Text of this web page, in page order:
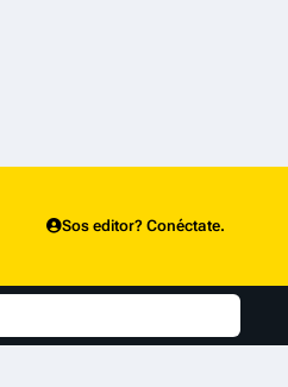
Sos editor? Conéctate.